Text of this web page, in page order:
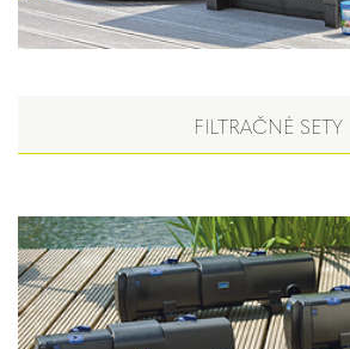
FILTRAČNÉ SETY